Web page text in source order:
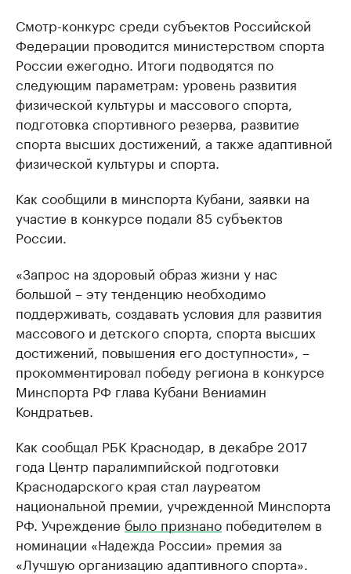
Смотр-конкурс среди субъектов Российской
Федерации проводится министерством спорта
России ежегодно. Итоги подводятся по
следующим параметрам: уровень развития
физической культуры и массового спорта,
подготовка спортивного резерва, развитие
спорта высших достижений, а также адаптивной
физической культуры и спорта.
Как сообщили в минспорта Кубани, заявки на
участие в конкурсе подали 85 субъектов
России.
«Запрос на здоровый образ жизни у нас
большой – эту тенденцию необходимо
поддерживать, создавать условия для развития
массового и детского спорта, спорта высших
достижений, повышения его доступности», –
прокомментировал победу региона в конкурсе
Минспорта РФ глава Кубани Вениамин
Кондратьев.
Как сообщал РБК Краснодар, в декабре 2017
года Центр паралимпийской подготовки
Краснодарского края стал лауреатом
национальной премии, учрежденной Минспорта
РФ. Учреждение было признано победителем в
номинации «Надежда России» премия за
«Лучшую организацию адаптивного спорта».